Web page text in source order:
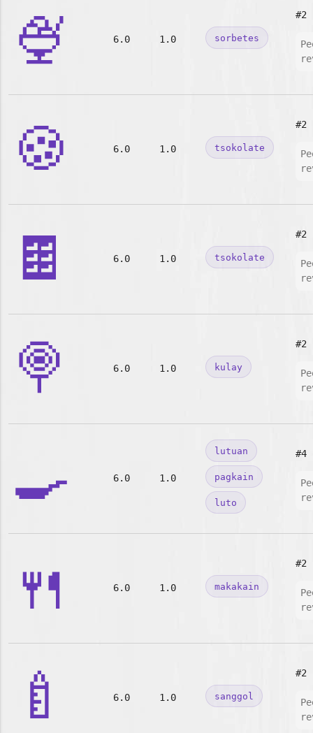
🍨 6.0 1.0 sorbetes
#2
🍪 6.0 1.0 tsokolate
#2
🍫 6.0 1.0 tsokolate
#2
🍭 6.0 1.0 kulay
#2
🍳 6.0 1.0
lutuan
pagkain
luto
#4
🍴 6.0 1.0 makakain
#2
🍼 6.0 1.0 sanggol
#2